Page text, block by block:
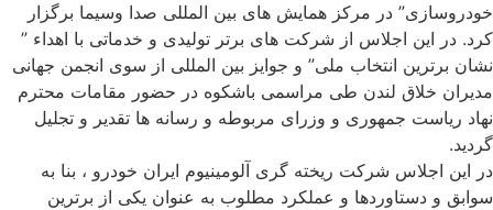
خودروسازی” در مرکز همایش های بین المللی صدا وسیما برگزار
کرد. در این اجلاس از شرکت های برتر تولیدی و خدماتی با اهداء ”
نشان برترین انتخاب ملی” و جوایز بین المللی از سوی انجمن جهانی
مدیران خلاق لندن طی مراسمی باشکوه در حضور مقامات محترم
نهاد ریاست جمهوری و وزرای مربوطه و رسانه ها تقدیر و تجلیل
گردید.
در این اجلاس شرکت ریخته گری آلومینیوم ایران خودرو ، بنا به
سوابق و دستاوردها و عملکرد مطلوب به عنوان یکی از برترین